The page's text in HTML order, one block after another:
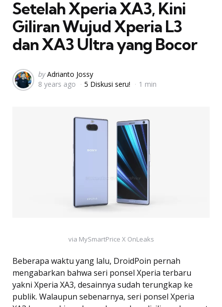
Setelah Xperia XA3, Kini
Giliran Wujud Xperia L3
dan XA3 Ultra yang Bocor
Posted
by
by Adrianto Jossy
8 years ago
5 Diskusi seru! 1 min
via MySmartPrice X OnLeaks
Beberapa waktu yang lalu, DroidPoin pernah
mengabarkan bahwa seri ponsel Xperia terbaru
yakni Xperia XA3, desainnya sudah terungkap ke
publik. Walaupun sebenarnya, seri ponsel Xperia